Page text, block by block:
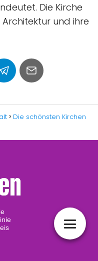
Die Kirche
und ihre
Die schönsten Kirchen